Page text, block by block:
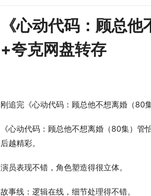
《心动代码：顾总
+夸克网盘转存
刚追完《心动代码：顾总他不想离婚（80
《心动代码：顾总他不想离婚（80集）
后越精彩。
演员表现不错，角色塑造得很立体。
故事线：逻辑在线，细节处理得不错。